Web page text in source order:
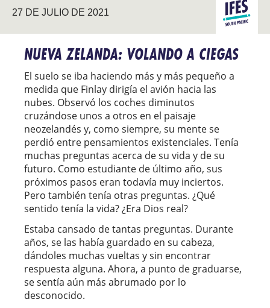
27 DE JULIO DE 2021
PACÍFICO
SUR
NUEVA ZELANDA: VOLANDO A CIEGAS
El suelo se iba haciendo más y más pequeño a
medida que Finlay dirigía el avión hacia las
nubes. Observó los coches diminutos
cruzándose unos a otros en el paisaje
neozelandés y, como siempre, su mente se
perdió entre pensamientos existenciales. Tenía
muchas preguntas acerca de su vida y de su
futuro. Como estudiante de último año, sus
próximos pasos eran todavía muy inciertos.
Pero también tenía otras preguntas. ¿Qué
sentido tenía la vida? ¿Era Dios real?
Estaba cansado de tantas preguntas. Durante
años, se las había guardado en su cabeza,
dándoles muchas vueltas y sin encontrar
respuesta alguna. Ahora, a punto de graduarse,
se sentía aún más abrumado por lo
desconocido.